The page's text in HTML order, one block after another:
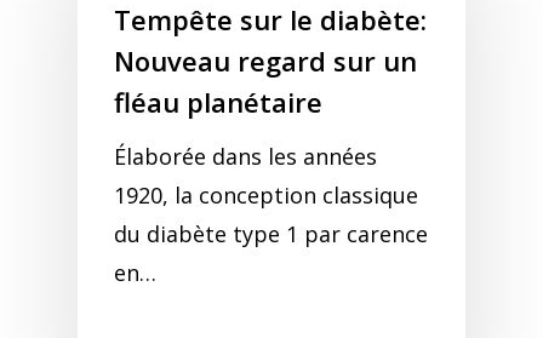
Tempête sur le diabète:
Nouveau regard sur un
fléau planétaire
Élaborée dans les années
1920, la conception classique
du diabète type 1 par carence
en…